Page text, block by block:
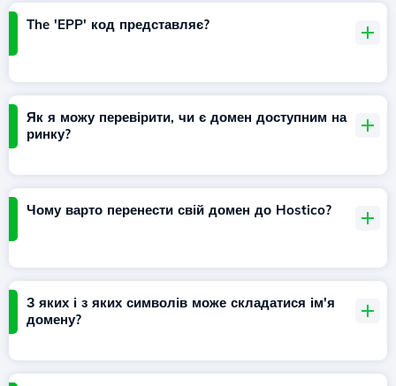
The 'EPP' код представляє?
Як я можу перевірити, чи є домен доступним на
ринку?
Чому варто перенести свій домен до Hostico?
З яких і з яких символів може складатися ім'я
домену?